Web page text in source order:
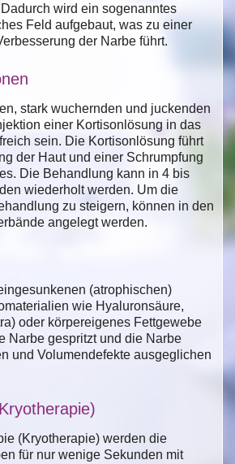
wird ein sogenanntes
Feld aufgebaut, was zu einer
der Narbe führt.
stark wuchernden und juckenden
einer Kortisonlösung in das
sein. Die Kortisonlösung führt
der Haut und einer Schrumpfung
Die Behandlung kann in 4 bis
wiederholt werden. Um die
zu steigern, können in den
angelegt werden.
(atrophischen)
wie Hyaluronsäure,
oder körpereigenes Fettgewebe
Narbe gespritzt und die Narbe
und Volumendefekte ausgeglichen
(Kryotherapie) werden die
für nur wenige Sekunden mit